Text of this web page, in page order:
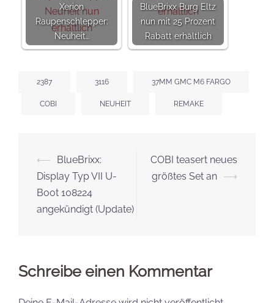
Xerion
Raupenschlepper:
Neuheit…
BlueBrixx Burg Eltz
nun mit 25 Prozent
Rabatt erhältlich
2387 3116 37MM GMC M6 FARGO
COBI NEUHEIT REMAKE
Beitrags-
Navigation
⟵
BlueBrixx:
Display Typ VII U-
Boot 108224
angekündigt (Update)
COBI teasert neues
größtes Set an ⟶
Schreibe einen Kommentar